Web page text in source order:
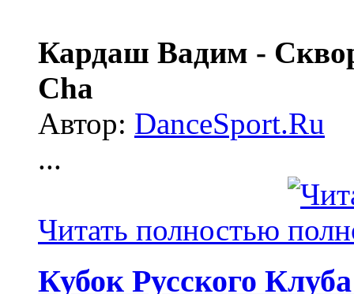
Кардаш Вадим -
Cha
Автор: DanceSport.Ru
...
Читать полностью
Кубок Русского